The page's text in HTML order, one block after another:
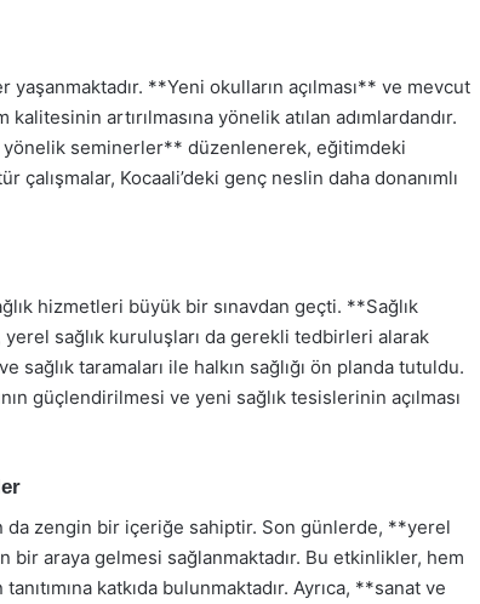
yaşanmaktadır. **Yeni okulların açılması** ve mevcut
artırılmasına yönelik atılan adımlardandır.
seminerler** düzenlenerek, eğitimdeki
Kocaali’deki genç neslin daha donanımlı
hizmetleri büyük bir sınavdan geçti. **Sağlık
yerel sağlık kuruluşları da gerekli tedbirleri alarak
sağlık taramaları ile halkın sağlığı ön planda tutuldu.
güçlendirilmesi ve yeni sağlık tesislerinin açılması
da zengin bir içeriğe sahiptir. Son günlerde, **yerel
araya gelmesi sağlanmaktadır. Bu etkinlikler, hem
katkıda bulunmaktadır. Ayrıca, **sanat ve